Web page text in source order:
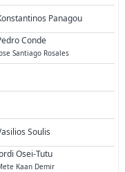
Panagou
Conde
Santiago Rosales
Soulis
Osei-Tutu
Kaan Demir